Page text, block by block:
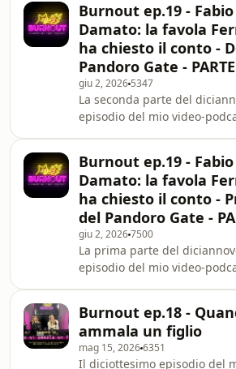
marzo, in provincia di
ragazzino di tredici anni è
scuola e ha accoltellato la
professoressa di francese.
preparato una maglietta con
scritta fatta a mano, un
un video da diffondere per
celebrato onli
Burnout ep.19 - Fabio
Damato: la favola
ha chiesto il conto -
Pandoro Gate -
giu 2, 2026 5347
La seconda parte del
episodio del mio video-
per anni, una delle figure
del sistema Ferragni: il
migliore amico, l’uomo
quinte di un impero digitale
sembrava invincibile. Ma
spettatore del sistema
quello dei “Ferragnez”,
caso subito
Burnout ep.19 - Fabio
Damato: la favola
ha chiesto il conto -
del Pandoro Gate -
giu 2, 20267500
La prima parte del
episodio del mio video-
Damato è stato, per anni,
figure più potenti del sistema
Ferragni: il manager, il
Burnout ep.18 -
ammala un figlio
mag 15, 20266351
Il diciottesimo episodio del